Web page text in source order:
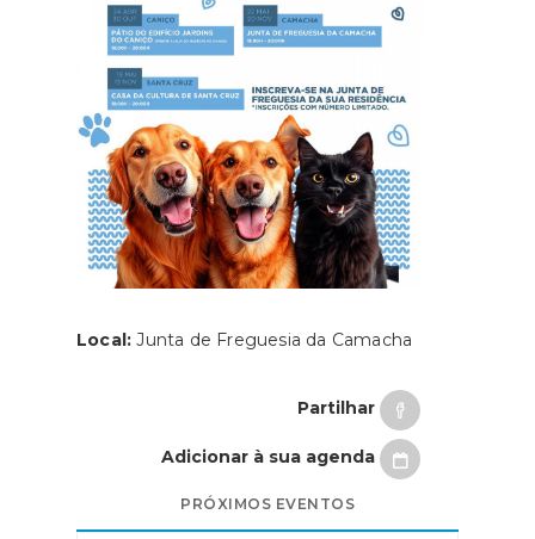
Local: Junta de Freguesia da Camacha
Partilhar
Adicionar à sua agenda
PRÓXIMOS EVENTOS